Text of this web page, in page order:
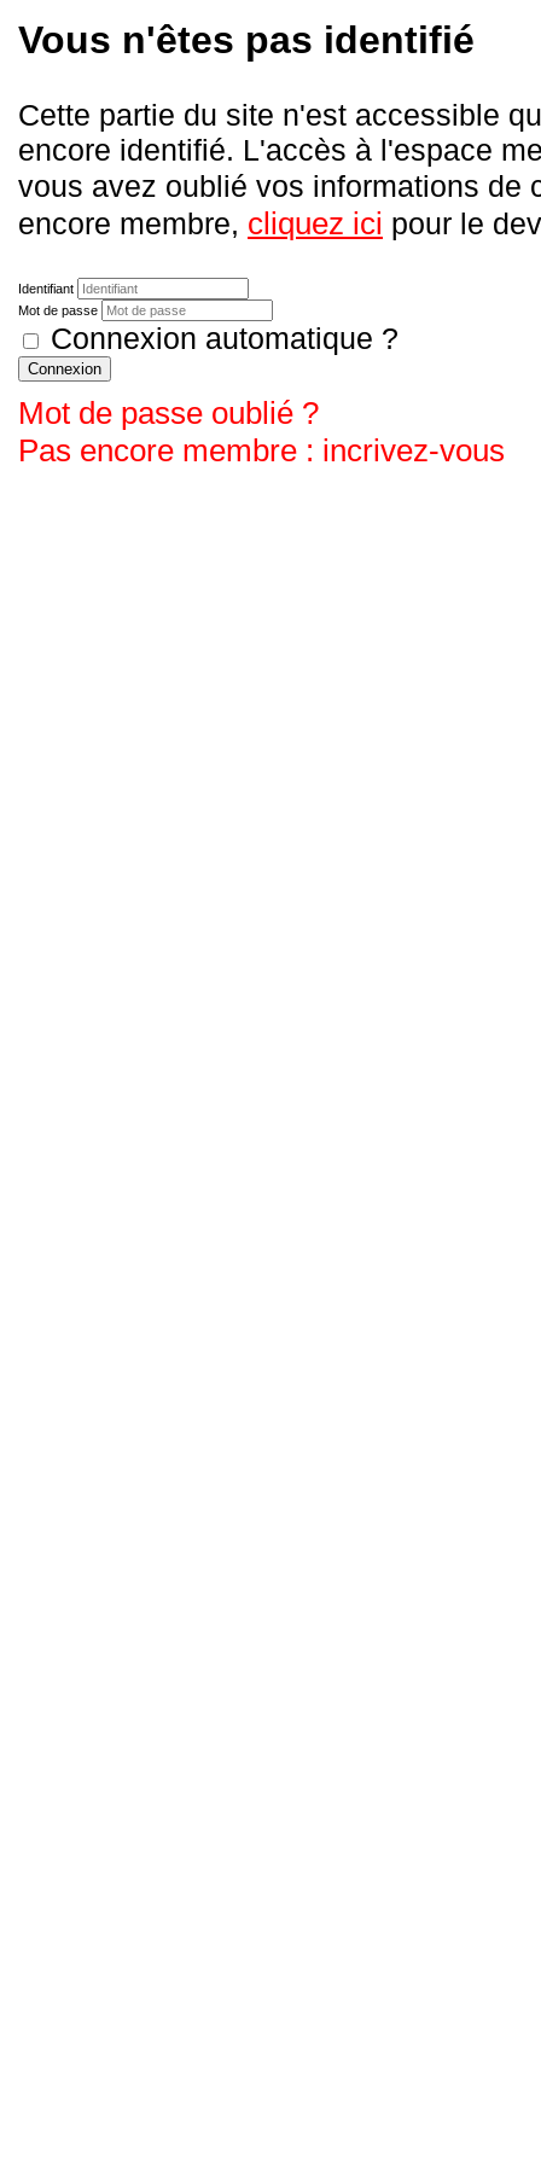
Vous n'êtes pas identifié
Cette partie du site n'est accessible
encore identifié. L'accès à l'espace
vous avez oublié vos informations de
encore membre, cliquez ici pour le
Identifiant
Mot de passe
Connexion automatique ?
Connexion
Mot de passe oublié ?
Pas encore membre : incrivez-vous